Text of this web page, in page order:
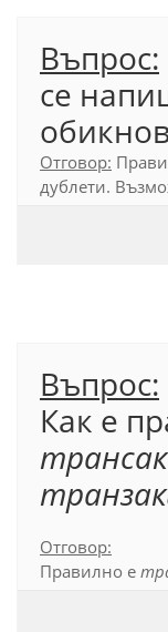
Въпрос:
се
Отговор:
дублети.
Официален
Въпрос:
Как е
Отговор:
Правилно е
Официален